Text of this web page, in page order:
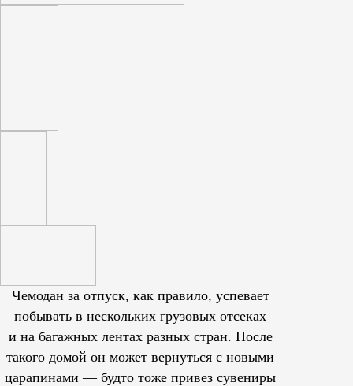
Чемодан за отпуск, как правило, успевает
побывать в нескольких грузовых отсеках
и на багажных лентах разных стран. После
такого домой он может вернуться с новыми
царапинами — будто тоже привез сувениры